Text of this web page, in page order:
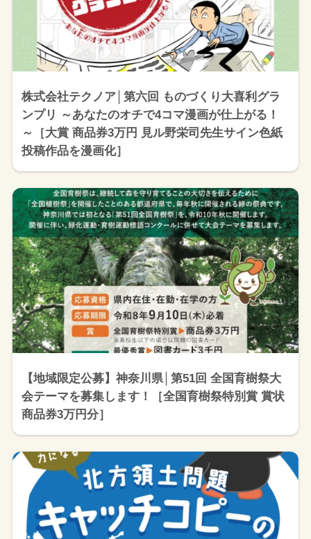
株式会社テクノア│第六回 ものづくり大喜利グラ
ンプリ ～あなたのオチで4コマ漫画が仕上がる！
～［大賞 商品券3万円 見ル野栄司先生サイン色紙
投稿作品を漫画化］
【地域限定公募】神奈川県│第51回 全国育樹祭大
会テーマを募集します！［全国育樹祭特別賞 賞状
商品券3万円分］